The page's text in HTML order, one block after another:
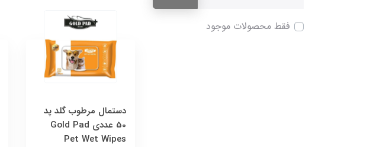
فقط محصولات موجود
دستمال مرطوب گلد پد
50 عددی Gold Pad
Pet Wet Wipes